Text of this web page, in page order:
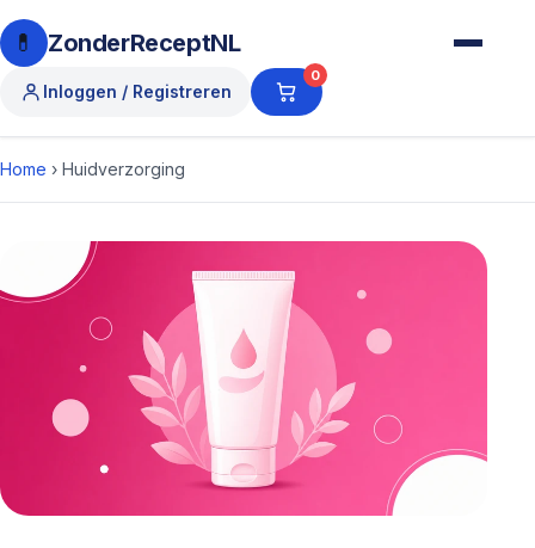
💊 ZonderReceptNL
Inloggen / Registreren
0
Home › Huidverzorging